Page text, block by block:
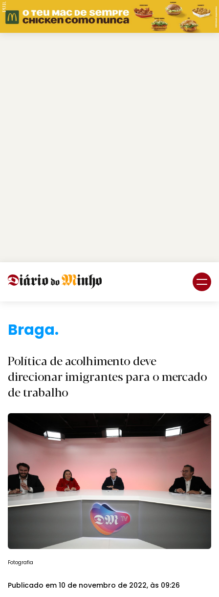
PUB.
Bra
Política de acolhimento deve
direcionar imigrantes para o mercado
de trabalho
Fotografia
Publicado em 10 de novembro de 2022, às 09:26